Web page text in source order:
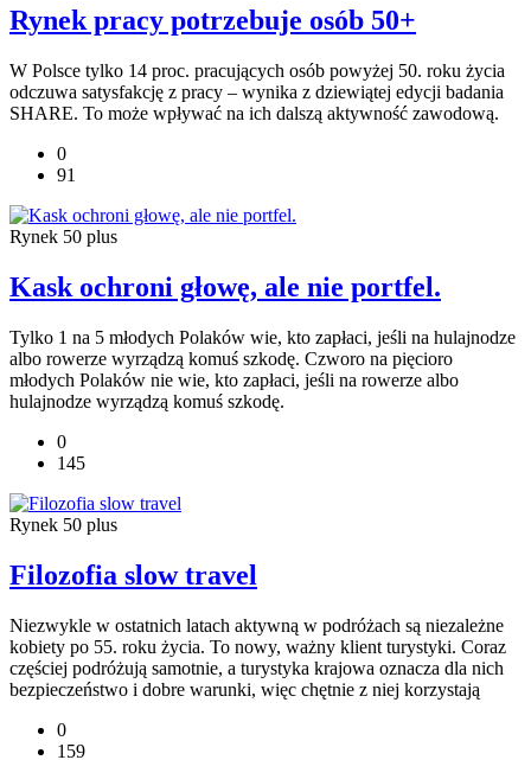
Rynek pracy potrzebuje osób 50+
W Polsce tylko 14 proc. pracujących osób powyżej 50. roku życia
odczuwa satysfakcję z pracy – wynika z dziewiątej edycji badania
SHARE. To może wpływać na ich dalszą aktywność zawodową.
0
91
Rynek 50 plus
Kask ochroni głowę, ale nie portfel.
Tylko 1 na 5 młodych Polaków wie, kto zapłaci, jeśli na hulajnodze
albo rowerze wyrządzą komuś szkodę. Czworo na pięcioro
młodych Polaków nie wie, kto zapłaci, jeśli na rowerze albo
hulajnodze wyrządzą komuś szkodę.
0
145
Rynek 50 plus
Filozofia slow travel
Niezwykle w ostatnich latach aktywną w podróżach są niezależne
kobiety po 55. roku życia. To nowy, ważny klient turystyki. Coraz
częściej podróżują samotnie, a turystyka krajowa oznacza dla nich
bezpieczeństwo i dobre warunki, więc chętnie z niej korzystają
0
159